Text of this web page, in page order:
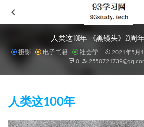
人类这100年 《黑镜头》20周
摄影 电子书籍 社会学 2021年5月
0
人类这100年